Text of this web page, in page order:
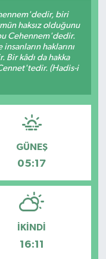
biri
haksız olduğunu
Cehennem'dedir.
haklarını
Bir kâdı da hakka
(Hadis-i
GÜNEŞ
05:17
İKINDI
16:11